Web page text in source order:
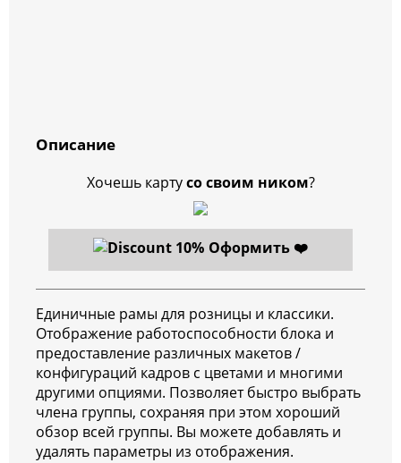
Описание
Хочешь картусо своим ником?
Оформить ❤️
Единичные рамы для розницы и классики.
Отображение работоспособности блока и
предоставление различных макетов /
конфигураций кадров с цветами и многими
другими опциями. Позволяет быстро выбрать
члена группы, сохраняя при этом хороший
обзор всей группы. Вы можете добавлять и
удалять параметры из отображения.